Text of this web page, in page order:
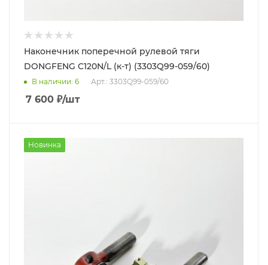
Наконечник поперечной рулевой тяги
DONGFENG C120N/L (к-т) (3303Q99-059/60)
В наличии: 6 Арт.: 3303Q99-059/60
7 600 ₽/шт
Новинка